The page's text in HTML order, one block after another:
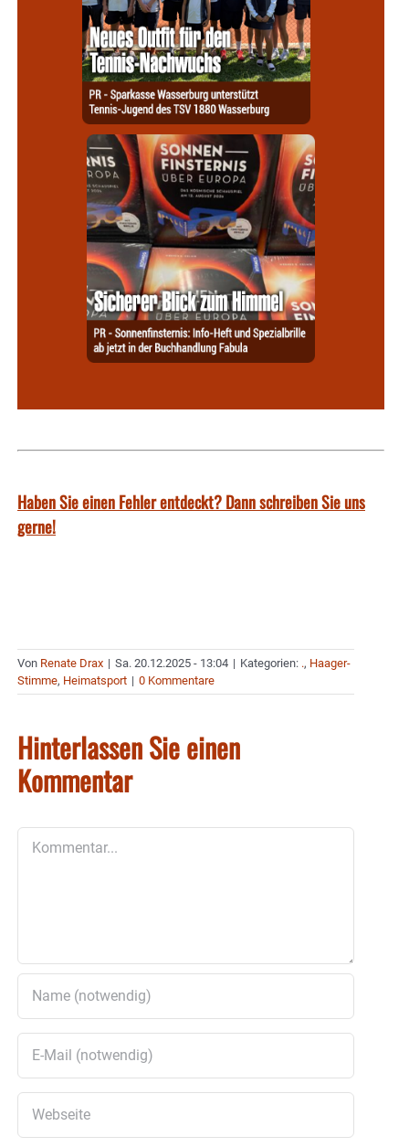
Haben Sie einen Fehler entdeckt? Dann schreiben Sie uns
gerne!
Von Renate Drax | Sa. 20.12.2025 - 13:04 | Kategorien: ., Haager-
Stimme, Heimatsport | 0 Kommentare
Hinterlassen Sie einen
Kommentar